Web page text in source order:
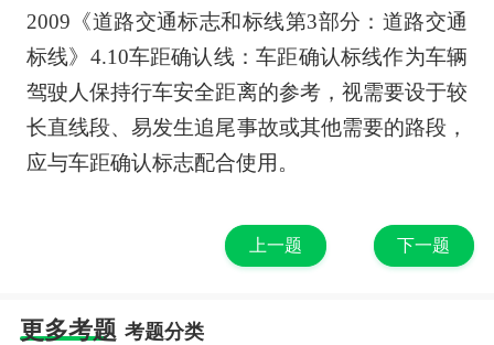
2009《道路交通标志和标线第3部分：道路交通
标线》4.10车距确认线：车距确认标线作为车辆
驾驶人保持行车安全距离的参考，视需要设于较
长直线段、易发生追尾事故或其他需要的路段，
应与车距确认标志配合使用。
上一题 下一题
更多考题 考题分类